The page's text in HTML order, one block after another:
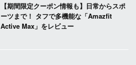
【期間限定クーポン情報も】日常からスポ
ーツまで！ タフで多機能な「Amazfit
Active Max」をレビュー